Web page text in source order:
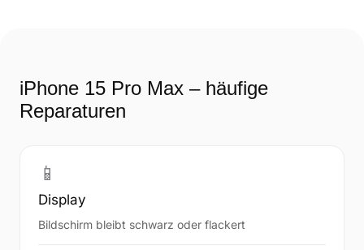
iPhone 15 Pro Max – häufige
Reparaturen
📱
Display
Bildschirm bleibt schwarz oder flackert